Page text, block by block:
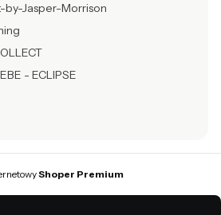
Jasper-Morrison
- ECLIPSE
Shoper Premium